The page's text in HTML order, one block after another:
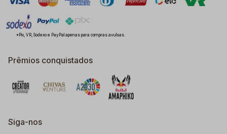
*Pix, VR, Sodexo e PayPal apenas para compras avulsas.
Prêmios conquistados
Siga-nos